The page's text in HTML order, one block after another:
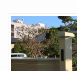
ポーランド編
チェコ・オー
ボスニア・ク